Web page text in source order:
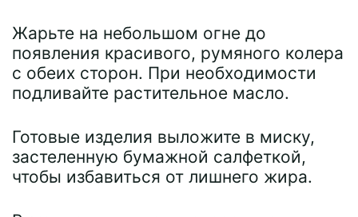
Жарьте на небольшом огне до
появления красивого, румяного колера
с обеих сторон. При необходимости
подливайте растительное масло.
Готовые изделия выложите в миску,
застеленную бумажной салфеткой,
чтобы избавиться от лишнего жира.